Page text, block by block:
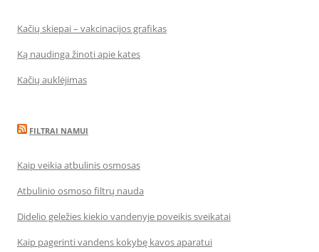
Kačių skiepai – vakcinacijos grafikas
Ką naudinga žinoti apie kates
Kačių auklėjimas
FILTRAI NAMUI
Kaip veikia atbulinis osmosas
Atbulinio osmoso filtrų nauda
Didelio geležies kiekio vandenyje poveikis sveikatai
Kaip pagerinti vandens kokybę kavos aparatui